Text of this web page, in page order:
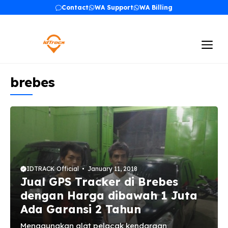
Contact WA Support WA Billing
brebes
IDTRACK Official January 11, 2018
Jual GPS Tracker di Brebes
dengan Harga dibawah 1 Juta
Ada Garansi 2 Tahun
Menggunakan alat pelacak kendaraan